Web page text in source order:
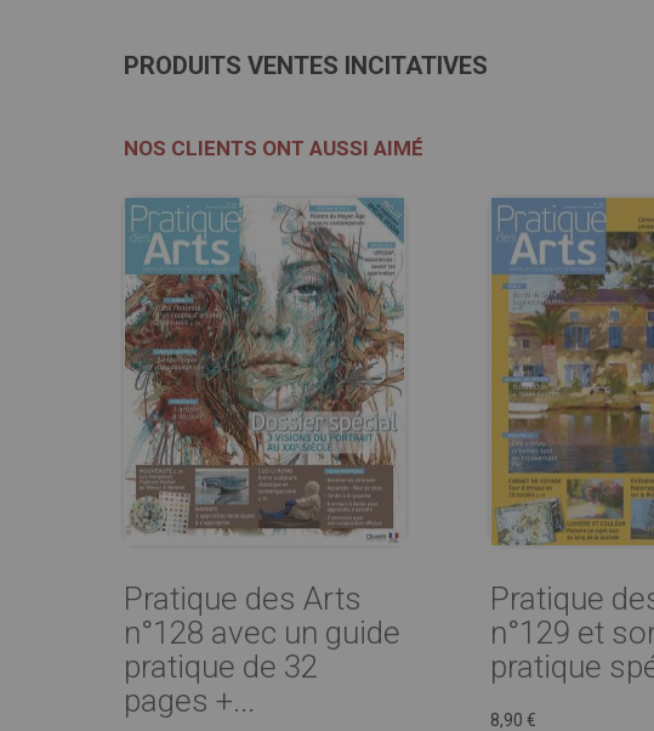
PRODUITS VENTES INCITATIVES
NOS CLIENTS ONT AUSSI AIMÉ
Pratique des Arts
n°128 avec un guide
pratique de 32
pages +...
Pratique
n°129 et
pratique
8,90 €